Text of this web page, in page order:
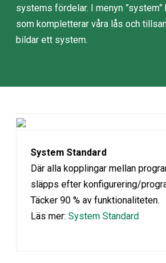
systems fördelar. I menyn ”system”
som kompletterar våra lås och
bildar ett system.
System Standard
Där alla kopplingar mellan
släpps efter konfigurering/
Täcker 90 % av funktionaliteten.
Läs mer: System Standard